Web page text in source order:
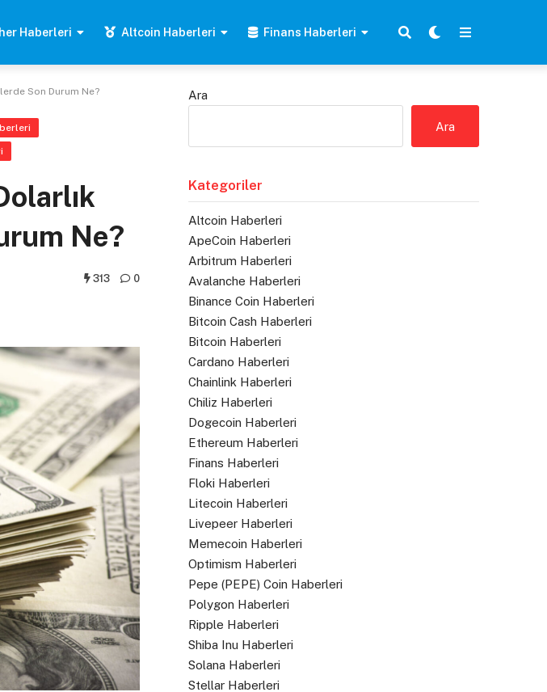
Haberleri Altcoin Haberleri Finans Haberleri
Son Durum Ne?
Ne?
313 0
Ara
Ara
Kategoriler
Altcoin Haberleri
ApeCoin Haberleri
Arbitrum Haberleri
Avalanche Haberleri
Binance Coin Haberleri
Bitcoin Cash Haberleri
Bitcoin Haberleri
Cardano Haberleri
Chainlink Haberleri
Chiliz Haberleri
Dogecoin Haberleri
Ethereum Haberleri
Finans Haberleri
Floki Haberleri
Litecoin Haberleri
Livepeer Haberleri
Memecoin Haberleri
Optimism Haberleri
Pepe (PEPE) Coin Haberleri
Polygon Haberleri
Ripple Haberleri
Shiba Inu Haberleri
Solana Haberleri
Stellar Haberleri